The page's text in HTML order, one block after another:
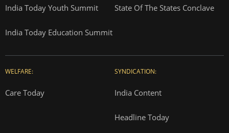
India Today Youth Summit State Of The States Conclave
India Today Education Summit
WELFARE:
Care Today
SYNDICATION:
India Content
Headline Today